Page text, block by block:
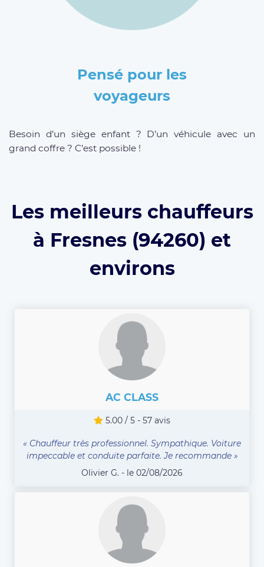
Pensé pour les
voyageurs
Besoin d’un siège enfant ? D’un véhicule avec un
grand coffre ? C’est possible !
Les meilleurs chauffeurs
à Fresnes (94260) et
environs
AC CLASS
5.00 / 5 - 57 avis
« Chauffeur très professionnel. Sympathique. Voiture
impeccable et conduite parfaite. Je recommande »
Olivier G. - le 02/08/2026